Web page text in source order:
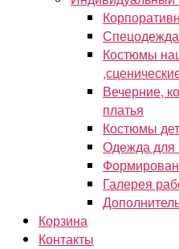
Спецодежда
Костюмы
Вечерние,
платья
Костюмы
Одежда для
Галерея
Корзина
Контакты